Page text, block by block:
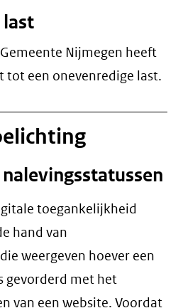
last
Nijmegen heeft
tot een onevenredige last.
toegankelijkheid
hand van
weergeven hoever een
gevorderd met het
van een website. Voordat